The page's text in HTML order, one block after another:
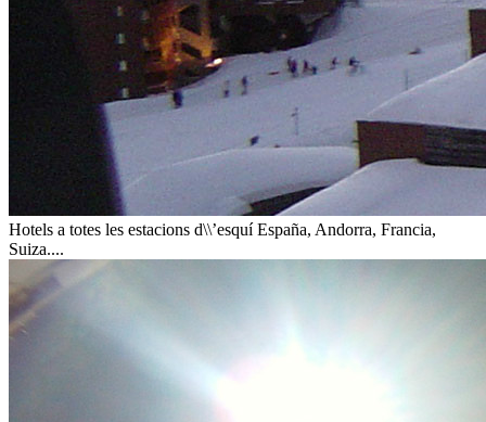
Hotels a totes les estacions d\\’esquí España, Andorra, Francia,
Suiza....